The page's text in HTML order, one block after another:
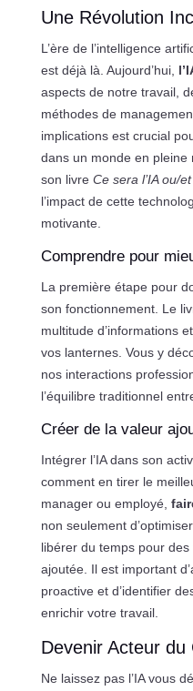
Une Révolution
L’ère de l’intelligence
est déjà là. Aujourd’hui,
aspects de notre travail,
méthodes de
implications est crucial
dans un monde en pleine
son livre Ce sera l’IA ou/
l’impact de cette
motivante.
Comprendre pour
La première étape pour
son fonctionnement. Le
multitude d’informations
vos lanternes. Vous y
nos interactions
l’équilibre traditionnel
Créer de la valeur
Intégrer l’IA dans son
comment en tirer le
manager ou employé,
non seulement
libérer du temps pour
ajoutée. Il est important
proactive et d’identifier
enrichir votre travail.
Devenir Acteur du
Ne laissez pas l’IA vous